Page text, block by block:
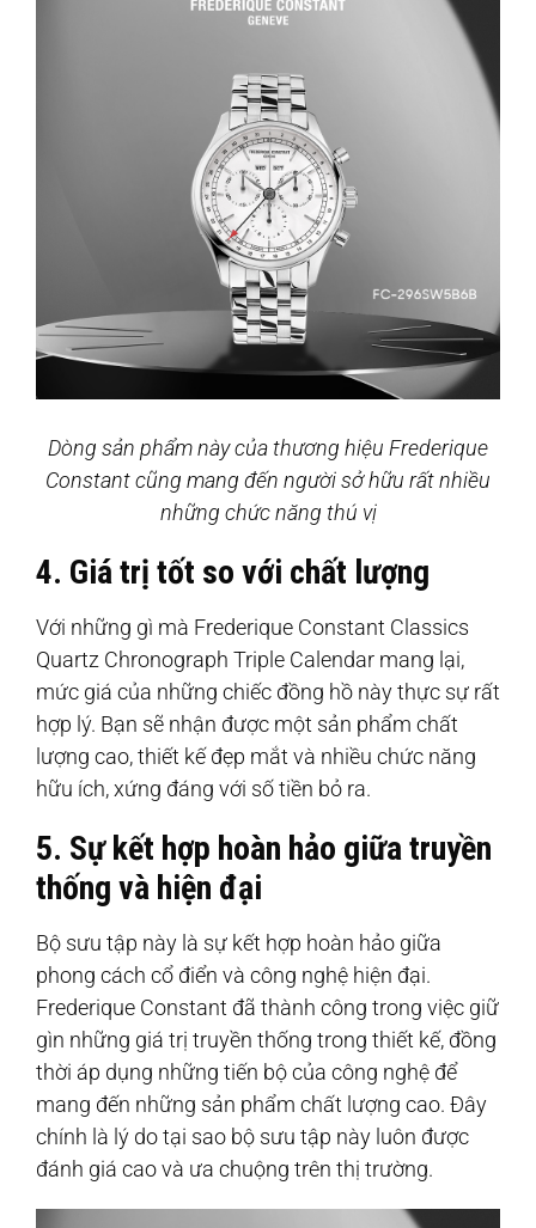
Dòng sản phẩm này của thương hiệu Frederique
Constant cũng mang đến người sở hữu rất nhiều
những chức năng thú vị
4. Giá trị tốt so với chất lượng
Với những gì mà Frederique Constant Classics
Quartz Chronograph Triple Calendar mang lại,
mức giá của những chiếc đồng hồ này thực sự rất
hợp lý. Bạn sẽ nhận được một sản phẩm chất
lượng cao, thiết kế đẹp mắt và nhiều chức năng
hữu ích, xứng đáng với số tiền bỏ ra.
5. Sự kết hợp hoàn hảo giữa truyền
thống và hiện đại
Bộ sưu tập này là sự kết hợp hoàn hảo giữa
phong cách cổ điển và công nghệ hiện đại.
Frederique Constant đã thành công trong việc giữ
gìn những giá trị truyền thống trong thiết kế, đồng
thời áp dụng những tiến bộ của công nghệ để
mang đến những sản phẩm chất lượng cao. Đây
chính là lý do tại sao bộ sưu tập này luôn được
đánh giá cao và ưa chuộng trên thị trường.